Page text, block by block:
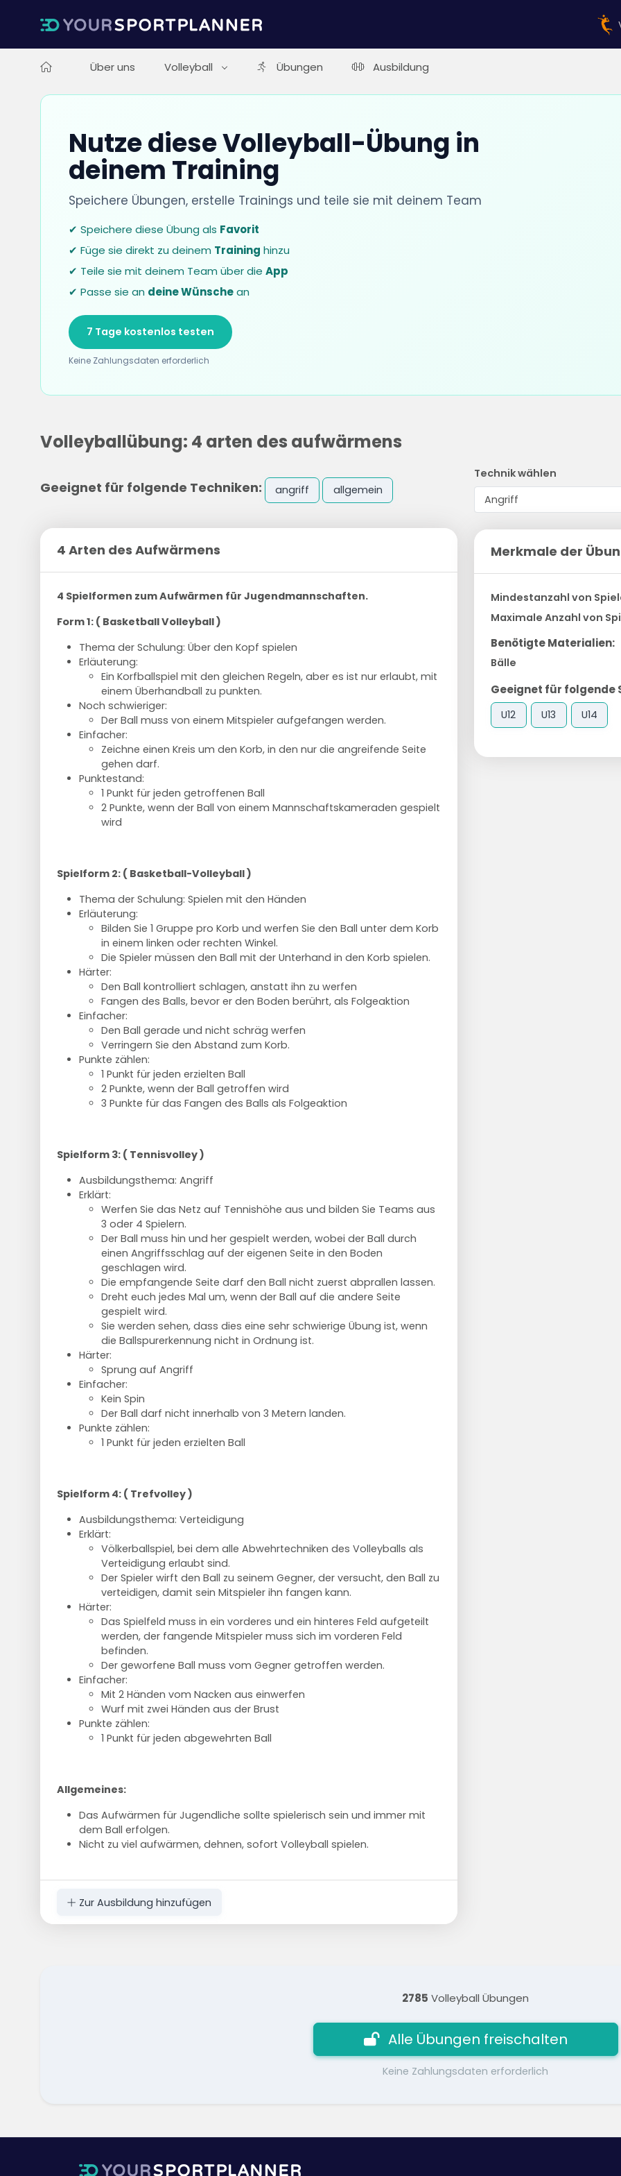
Über uns Volleyball Übungen Ausbildung
Nutze diese Volleyball-Übung in
deinem Training
Speichere Übungen, erstelle Trainings und teile sie mit deinem Team
✔ Speichere diese Übung als Favorit
✔ Füge sie direkt zu deinem Training hinzu
✔ Teile sie mit deinem Team über die App
✔ Passe sie an deine Wünschean
7 Tage kostenlos testen
Keine Zahlungsdaten erforderlich
Volleyballübung: 4 arten des aufwärmens
Geeignet für folgende Techniken: angriff allgemein
4 Arten des Aufwärmens
4 Spielformen zum Aufwärmen für Jugendmannschaften.
Form 1: ( Basketball Volleyball )
Thema der Schulung: Über den Kopf spielen
Erläuterung:
Ein Korfballspiel mit den gleichen Regeln, aber es ist nur erlaubt, mit
einem Überhandball zu punkten.
Noch schwieriger:
Der Ball muss von einem Mitspieler aufgefangen werden.
Einfacher:
Zeichne einen Kreis um den Korb, in den nur die angreifende Seite
gehen darf.
Punktestand:
1 Punkt für jeden getroffenen Ball
2 Punkte, wenn der Ball von einem Mannschaftskameraden gespielt
wird
Spielform 2: ( Basketball-Volleyball )
Thema der Schulung: Spielen mit den Händen
Erläuterung:
Bilden Sie 1 Gruppe pro Korb und werfen Sie den Ball unter dem Korb
in einem linken oder rechten Winkel.
Die Spieler müssen den Ball mit der Unterhand in den Korb spielen.
Härter:
Den Ball kontrolliert schlagen, anstatt ihn zu werfen
Fangen des Balls, bevor er den Boden berührt, als Folgeaktion
Einfacher:
Den Ball gerade und nicht schräg werfen
Verringern Sie den Abstand zum Korb.
Punkte zählen:
1 Punkt für jeden erzielten Ball
2 Punkte, wenn der Ball getroffen wird
3 Punkte für das Fangen des Balls als Folgeaktion
Spielform 3: ( Tennisvolley )
Ausbildungsthema: Angriff
Erklärt:
Werfen Sie das Netz auf Tennishöhe aus und bilden Sie Teams aus
3 oder 4 Spielern.
Der Ball muss hin und her gespielt werden, wobei der Ball durch
einen Angriffsschlag auf der eigenen Seite in den Boden
geschlagen wird.
Die empfangende Seite darf den Ball nicht zuerst abprallen lassen.
Dreht euch jedes Mal um, wenn der Ball auf die andere Seite
gespielt wird.
Sie werden sehen, dass dies eine sehr schwierige Übung ist, wenn
die Ballspurerkennung nicht in Ordnung ist.
Härter:
Sprung auf Angriff
Einfacher:
Kein Spin
Der Ball darf nicht innerhalb von 3 Metern landen.
Punkte zählen:
1 Punkt für jeden erzielten Ball
Spielform 4: ( Trefvolley )
Ausbildungsthema: Verteidigung
Erklärt:
Völkerballspiel, bei dem alle Abwehrtechniken des Volleyballs als
Verteidigung erlaubt sind.
Der Spieler wirft den Ball zu seinem Gegner, der versucht, den Ball zu
verteidigen, damit sein Mitspieler ihn fangen kann.
Härter:
Das Spielfeld muss in ein vorderes und ein hinteres Feld aufgeteilt
werden, der fangende Mitspieler muss sich im vorderen Feld
befinden.
Der geworfene Ball muss vom Gegner getroffen werden.
Einfacher:
Mit 2 Händen vom Nacken aus einwerfen
Wurf mit zwei Händen aus der Brust
Punkte zählen:
1 Punkt für jeden abgewehrten Ball
Allgemeines:
Das Aufwärmen für Jugendliche sollte spielerisch sein und immer mit
dem Ball erfolgen.
Nicht zu viel aufwärmen, dehnen, sofort Volleyball spielen.
Zur Ausbildung hinzufügen
Technik wählen
Merkmale der
Mindestanzahl von
Maximale Anzahl von
Benötigte Materialien:
Bälle
Geeignet für folgende
U12 U13 U14
2785 Volleyball Übungen
Alle Übungen freischalten
Keine Zahlungsdaten erforderlich